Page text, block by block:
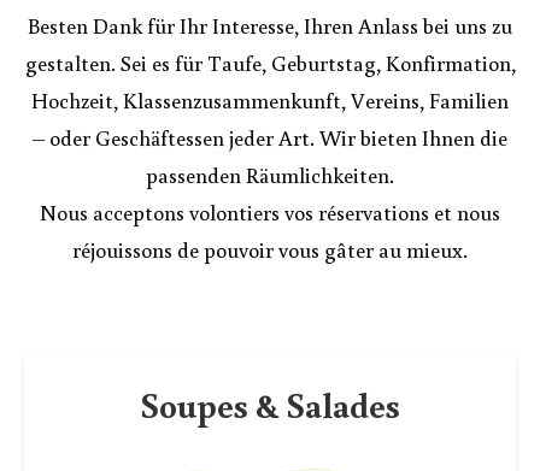
Besten Dank für Ihr Interesse, Ihren Anlass bei uns zu
gestalten. Sei es für Taufe, Geburtstag, Konfirmation,
Hochzeit, Klassenzusammenkunft, Vereins, Familien
– oder Geschäftessen jeder Art. Wir bieten Ihnen die
passenden Räumlichkeiten.
Nous acceptons volontiers vos réservations et nous
réjouissons de pouvoir vous gâter au mieux.
Soupes & Salades